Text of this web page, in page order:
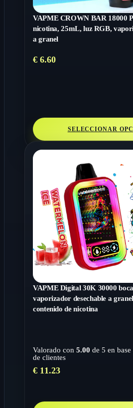
VAPME CROWN BAR 18000
nicotina, 25mL, luz RGB,
a granel
€ 6.60
SELECCIONAR
VAPME Digital 30K 30000
vaporizador desechable a
contenido de nicotina
Valorado con 5.00 de 5 en base
de clientes
€ 11.23